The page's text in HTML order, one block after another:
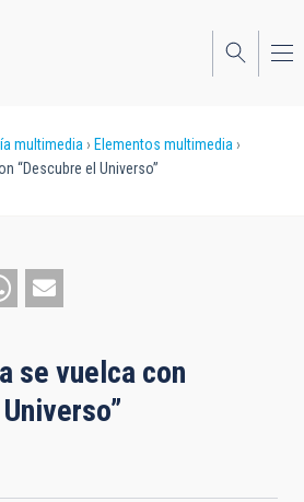
multimedia
Elementos multimedia
“Descubre el Universo”
se vuelca con